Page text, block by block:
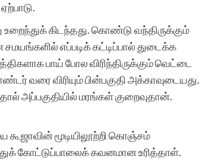
உறைந்துக் கிடந்தது. கொண்டு வந்திருக்கும்
எப்படிக் கட்டிப்பால் துடைக்க
பாய் போல விரிந்திருக்கும் வெட்டை
வரை விரியும் பின்பகுதி அக்காவுடையது.
அப்பகுதியில் மரங்கள் குறைவுதான்.
கூஜாவின் மூடியிலூற்றி கொஞ்சம்
கோட்டுப்பாலைக் கவனமான உரித்தாள்.